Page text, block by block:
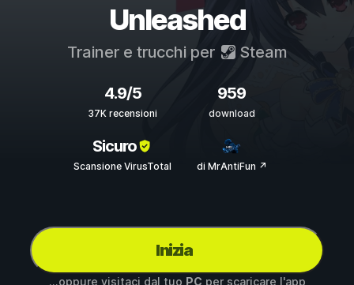
Unleashed
Trainer e trucchi per Steam
4.9/5
37K recensioni
959
download
Sicuro
Scansione VirusTotal di MrAntiFun ↗
Inizia
...oppure visitaci dal tuo PC per scaricare l'app